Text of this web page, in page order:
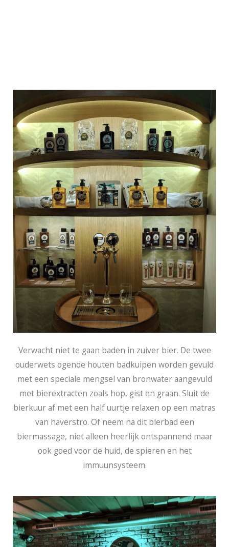
Verwacht niet te gaan baden in zuiver bier. De twee
ouderwets ogende houten badkuipen worden gevuld
met een speciale mengsel van bronwater aangevuld
met bierextracten zoals hop, gist en graan. Sluit de
bierkuur af met een half uurtje relaxen op een matras
van haverstro. Of neem na dit bierbad een
biermassage, niet alleen heerlijk ontspannend maar
ook goed voor de huid, de spieren en het
immuunsysteem.